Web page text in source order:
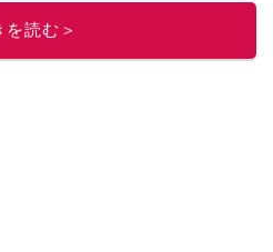
報をお届けしているので、ぜひ
を読む＞